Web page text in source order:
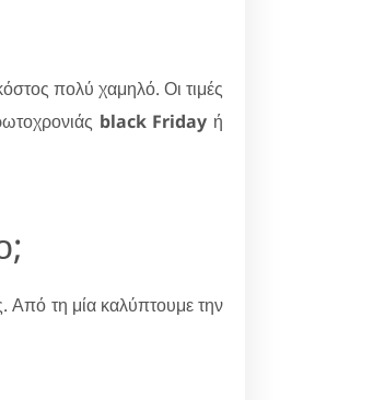
πολύ χαμηλό. Οι τιμές
black Friday ή
Από τη μία καλύπτουμε την